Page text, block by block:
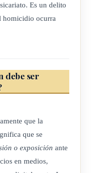
Es un delito
homicidio ocurra
debe ser
que la
que se
o exposición ante
en medios,